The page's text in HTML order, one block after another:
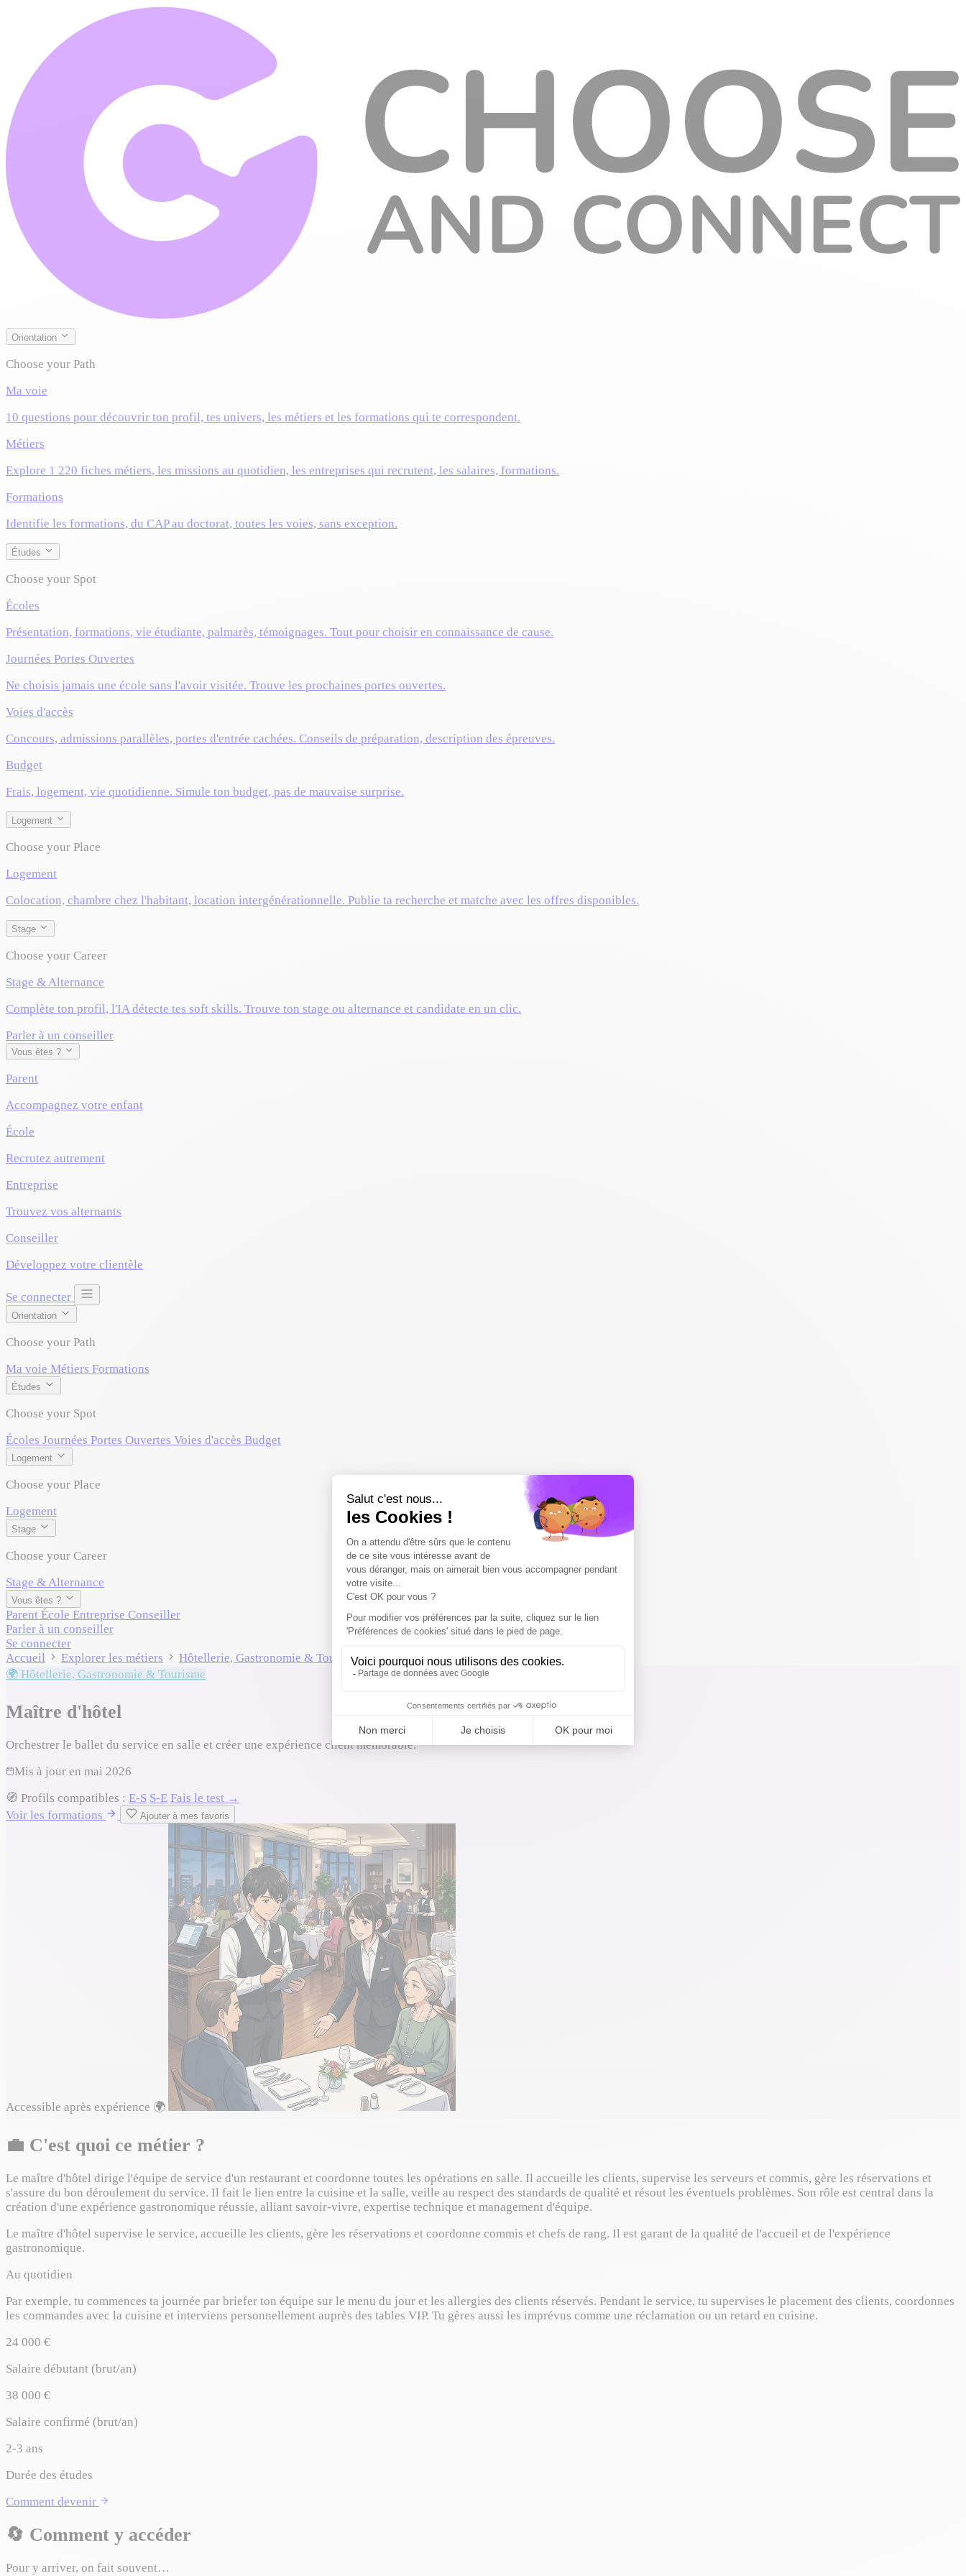
Orientation
Choose your Path
Ma voie
10 questions pour découvrir ton profil, tes univers, les métiers et les formations qui te correspondent.
Métiers
Explore 1 220 fiches métiers, les missions au quotidien, les entreprises qui recrutent, les salaires, formations.
Formations
Identifie les formations, du CAP au doctorat, toutes les voies, sans exception.
Études
Choose your Spot
Écoles
Présentation, formations, vie étudiante, palmarès, témoignages. Tout pour choisir en connaissance de cause.
Journées Portes Ouvertes
Ne choisis jamais une école sans l'avoir visitée. Trouve les prochaines portes ouvertes.
Voies d'accès
Concours, admissions parallèles, portes d'entrée cachées. Conseils de préparation, description des épreuves.
Budget
Frais, logement, vie quotidienne. Simule ton budget, pas de mauvaise surprise.
Logement
Choose your Place
Logement
Colocation, chambre chez l'habitant, location intergénérationnelle. Publie ta recherche et matche avec les offres disponibles.
Stage
Choose your Career
Stage & Alternance
Complète ton profil, l'IA détecte tes soft skills. Trouve ton stage ou alternance et candidate en un clic.
Parler à un conseiller
Vous êtes ?
Parent
Accompagnez votre enfant
École
Recrutez autrement
Entreprise
Trouvez vos alternants
Conseiller
Développez votre clientèle
Se connecter
Orientation
Choose your Path
Ma voie Métiers Formations
Études
Choose your Spot
Écoles Journées Portes Ouvertes Voies d'accès Budget
Logement
Choose your Place
Logement
Stage
Choose your Career
Stage & Alternance
Vous êtes ?
Parent École Entreprise Conseiller
Parler à un conseiller
Se connecter
Accueil
Explorer les métiers Hôtellerie, Gastronomie & Tourisme
Maître d'hôtel
🌍 Hôtellerie, Gastronomie & Tourisme
Maître d'hôtel
Orchestrer le ballet du service en salle et créer une expérience client mémorable.
Mis à jour en mai 2026
🧭 Profils compatibles : E-S S-E Fais le test →
Voir les formations
Ajouter à mes favoris
Accessible après expérience 🌍
💼 C'est quoi ce métier ?
Le maître d'hôtel dirige l'équipe de service d'un restaurant et coordonne toutes les opérations en salle. Il accueille les clients, supervise les serveurs et commis, gère les réservations et
s'assure du bon déroulement du service. Il fait le lien entre la cuisine et la salle, veille au respect des standards de qualité et résout les éventuels problèmes. Son rôle est central dans la
création d'une expérience gastronomique réussie, alliant savoir-vivre, expertise technique et management d'équipe.
Le maître d'hôtel supervise le service, accueille les clients, gère les réservations et coordonne commis et chefs de rang. Il est garant de la qualité de l'accueil et de l'expérience
gastronomique.
Au quotidien
Par exemple, tu commences ta journée par briefer ton équipe sur le menu du jour et les allergies des clients réservés. Pendant le service, tu supervises le placement des clients, coordonnes
les commandes avec la cuisine et interviens personnellement auprès des tables VIP. Tu gères aussi les imprévus comme une réclamation ou un retard en cuisine.
24 000 €
Salaire débutant (brut/an)
38 000 €
Salaire confirmé (brut/an)
2-3 ans
Durée des études
Comment devenir
🔄 Comment y accéder
Pour y arriver, on fait souvent…